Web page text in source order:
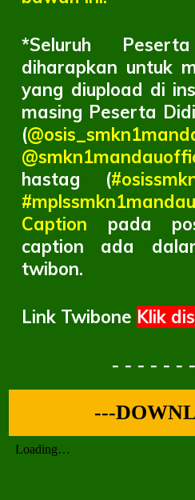
*Seluruh
diharapkan untuk
yang diupload di
masing Peserta
(
hastag (
#mplssmkn1mandau
Caption pada
caption ada
twibon.
Link Twibone Klik
- - - - - -
---